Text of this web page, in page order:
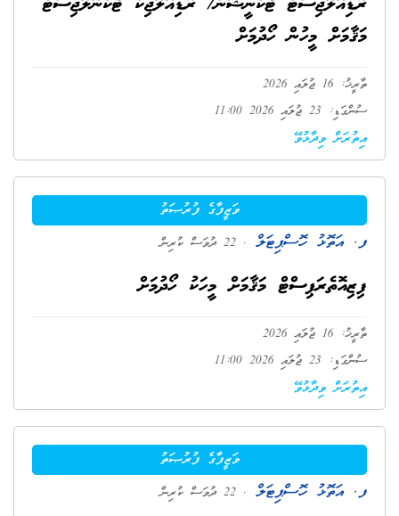
މަޤާމަށް މީހުން ހޯދުމަށް
ތާރީޚު: 16 ޖުލައި 2026
ސުންގަޑި: 23 ޖުލައި 2026 11:00
އިތުރަށް ވިދާޅުވޭ
ވަޒީފާގެ ފުރުޞަތު
ފ. އަތޮޅު ހޮސްޕިޓަލް . 22 ދުވަސް ކުރިން
ފިޒިއޮތެރަޕިސްޓް މަޤާމަށް މީހަކު ހޯދުމަށް
ތާރީޚު: 16 ޖުލައި 2026
ސުންގަޑި: 23 ޖުލައި 2026 11:00
އިތުރަށް ވިދާޅުވޭ
ވަޒީފާގެ ފުރުޞަތު
ފ. އަތޮޅު ހޮސްޕިޓަލް . 22 ދުވަސް ކުރިން